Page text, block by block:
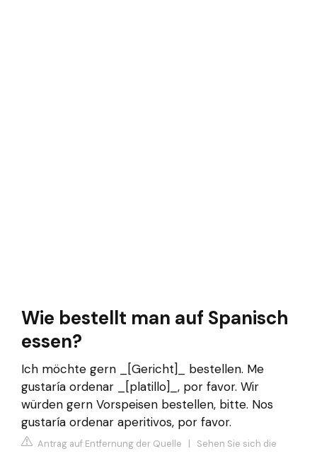
Wie bestellt man auf Spanisch
essen?
Ich möchte gern _[Gericht]_ bestellen. Me
gustaría ordenar _[platillo]_, por favor. Wir
würden gern Vorspeisen bestellen, bitte. Nos
gustaría ordenar aperitivos, por favor.
Antrag auf Entfernung der Quelle | Sehen Sie sich die